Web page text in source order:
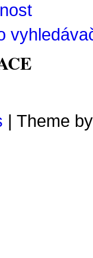
| Theme